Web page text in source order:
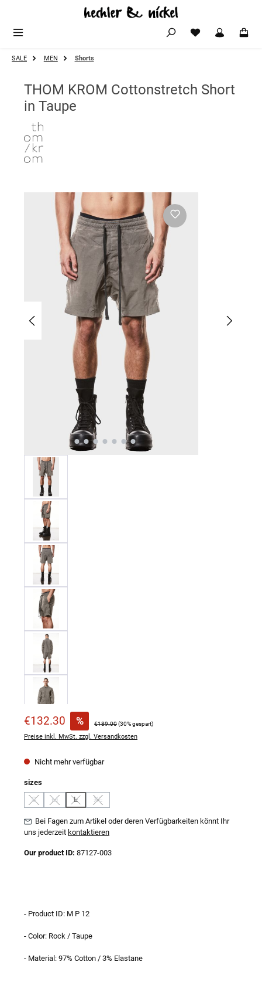
Zum Hauptinhalt springen
SALE MEN Shorts
THOM KROM Cottonstretch Short
in Taupe
Bildergalerie überspringen
Verkaufspreis:
€132.30 % Regulärer Preis:
€189.00(30% gespart)
Preise inkl. MwSt. zzgl. Versandkosten
Nicht mehr verfügbar
sizesauswählen
S
(Diese Option ist zurzeit nicht verfügbar.)
M
(Diese Option ist zurzeit nicht verfügbar.)
L
(Diese Option ist zurzeit nicht verfügbar.)
XL
(Diese Option ist zurzeit nicht verfügbar.)
Bei Fagen zum Artikel oder deren Verfügbarkeiten könnt Ihr
uns jederzeit kontaktieren
Our product ID: 87127-003
- Product ID: M P 12
- Color: Rock / Taupe
- Material: 97% Cotton / 3% Elastane